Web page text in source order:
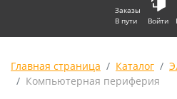
Заказы
В пути
Войти
Главная страница Каталог
Компьютерная периферия